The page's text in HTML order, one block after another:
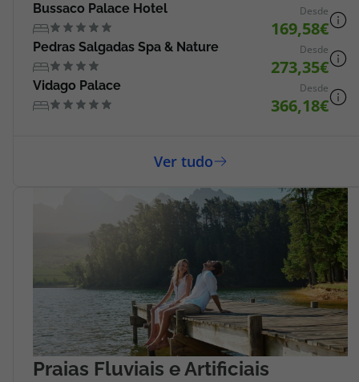
Bussaco Palace Hotel Desde
169,58
Pedras Salgadas Spa & Nature Desde
273,35
Vidago Palace Desde
366,18
Praias Fluviais e Artificiais